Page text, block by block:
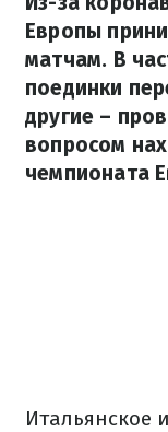
Европы
матчам. В
поединки
другие –
вопросом
чемпионата
Итальянское